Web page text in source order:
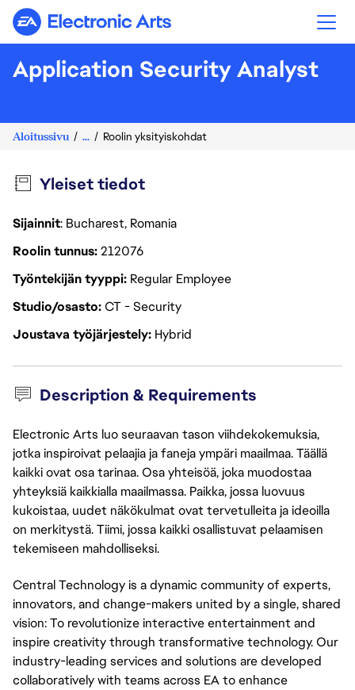
Electronic Arts
Application Security Analyst
Aloitussivu ... Roolin yksityiskohdat
Yleiset tiedot
Sijainnit: Bucharest, Romania
Roolin tunnus212076
Työntekijän tyyppi Regular Employee
Studio/osastoCT - Security
Joustava työjärjestely Hybrid
Description & Requirements
Electronic Arts luo seuraavan tason viihdekokemuksia,
jotka inspiroivat pelaajia ja faneja ympäri maailmaa. Täällä
kaikki ovat osa tarinaa. Osa yhteisöä, joka muodostaa
yhteyksiä kaikkialla maailmassa. Paikka, jossa luovuus
kukoistaa, uudet näkökulmat ovat tervetulleita ja ideoilla
on merkitystä. Tiimi, jossa kaikki osallistuvat pelaamisen
tekemiseen mahdolliseksi.
Central Technology is a dynamic community of experts,
innovators, and change-makers united by a single, shared
vision: To revolutionize interactive entertainment and
inspire creativity through transformative technology. Our
industry-leading services and solutions are developed
collaboratively with teams across EA to enhance